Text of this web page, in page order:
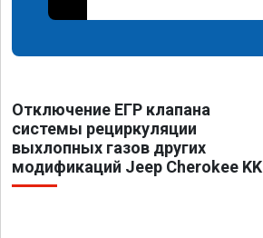
Отключение ЕГР клапана
системы рециркуляции
выхлопных газов других
модификаций Jeep Cherokee KK